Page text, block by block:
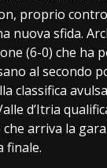
proprio
nuova sfida.
(6-0) che ha
al secondo
classifica
d’Itria
arriva la
finale.